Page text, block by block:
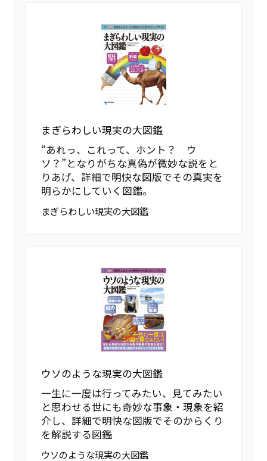
まぎらわしい現実の大図鑑
“あれっ、これって、ホント？ ウ
ソ？”となりがちな真偽が微妙な説をと
りあげ、詳細で明快な図版でその真実を
明らかにしていく図鑑。
まぎらわしい現実の大図鑑
ウソのような現実の大図鑑
一生に一度は行ってみたい、見てみたい
と思わせる世にも奇妙な事象・現象を紹
介し、詳細で明快な図版でそのからくり
を解説する図鑑
ウソのような現実の大図鑑